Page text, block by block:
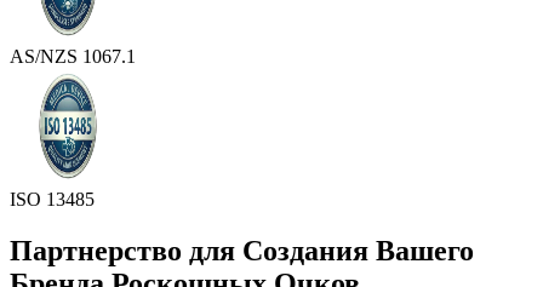
AS/NZS 1067.1
ISO 13485
Партнерство для Создания Вашего